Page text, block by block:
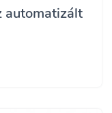
automatizált